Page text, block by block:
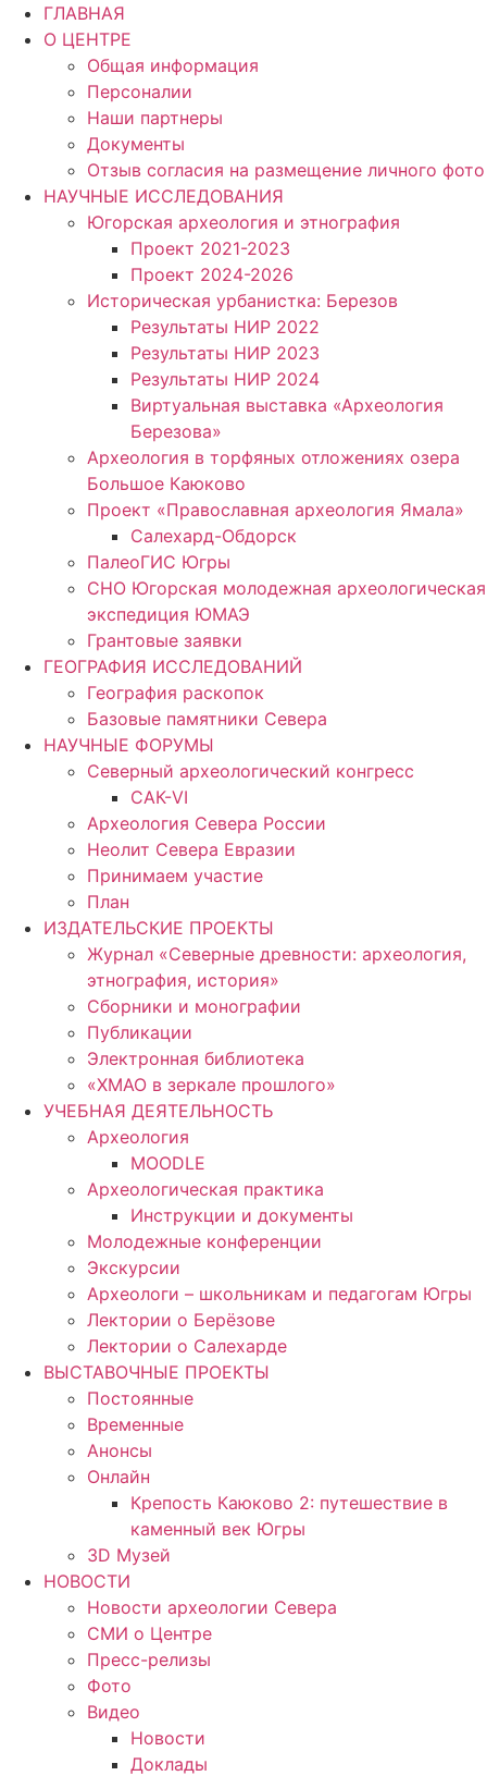
Перейти
содержимому
ГЛАВНАЯ
О ЦЕНТРЕ
Общая информация
Персоналии
Наши партнеры
Документы
Отзыв согласия на размещение личного фото
НАУЧНЫЕ ИССЛЕДОВАНИЯ
Югорская археология и этнография
Проект 2021-2023
Проект 2024-2026
Историческая урбанистка: Березов
Результаты НИР 2022
Результаты НИР 2023
Результаты НИР 2024
Виртуальная выставка «Археология
Березова»
Археология в торфяных отложениях озера
Большое Каюково
Проект «Православная археология Ямала»
Салехард-Обдорск
ПалеоГИС Югры
СНО Югорская молодежная археологическая
экспедиция ЮМАЭ
Грантовые заявки
ГЕОГРАФИЯ ИССЛЕДОВАНИЙ
География раскопок
Базовые памятники Севера
НАУЧНЫЕ ФОРУМЫ
Северный археологический конгресс
САК-VI
Археология Севера России
Неолит Севера Евразии
Принимаем участие
План
ИЗДАТЕЛЬСКИЕ ПРОЕКТЫ
Журнал «Северные древности: археология,
этнография, история»
Сборники и монографии
Публикации
Электронная библиотека
«ХМАО в зеркале прошлого»
УЧЕБНАЯ ДЕЯТЕЛЬНОСТЬ
Археология
MOODLE
Археологическая практика
Инструкции и документы
Молодежные конференции
Экскурсии
Археологи – школьникам и педагогам Югры
Лектории о Берёзове
Лектории о Салехарде
ВЫСТАВОЧНЫЕ ПРОЕКТЫ
Постоянные
Временные
Анонсы
Онлайн
Крепость Каюково 2: путешествие в
каменный век Югры
3D Музей
НОВОСТИ
Новости археологии Севера
СМИ о Центре
Пресс-релизы
Фото
Видео
Новости
Доклады